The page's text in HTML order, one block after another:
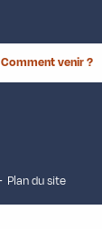
Comment venir ?
Plan du site